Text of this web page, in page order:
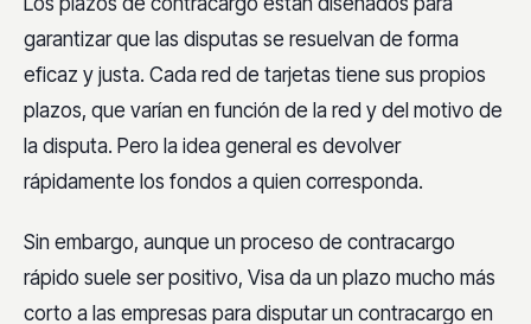
garantizar que las disputas se resuelvan de forma
eficaz y justa. Cada red de tarjetas tiene sus propios
plazos, que varían en función de la red y del motivo de
la disputa. Pero la idea general es devolver
rápidamente los fondos a quien corresponda.
Sin embargo, aunque un proceso de contracargo
rápido suele ser positivo, Visa da un plazo mucho más
corto a las empresas para disputar un contracargo en